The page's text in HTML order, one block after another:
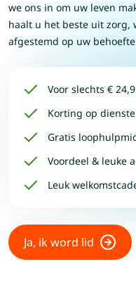
we ons in om uw leven
haalt u het beste uit zorg,
afgestemd op uw
Voor slechts €
Korting op
Gratis
Voordeel & leuke
Leuk
Ja, ik word lid